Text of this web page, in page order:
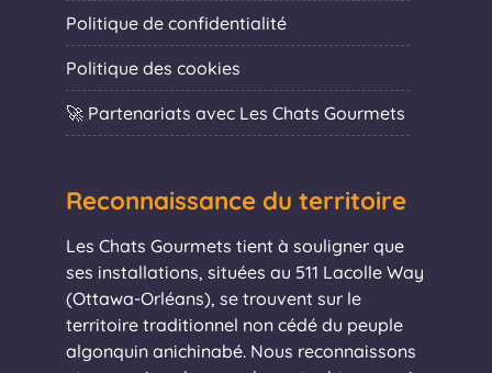
Politique de confidentialité
Politique des cookies
🚀 Partenariats avec Les Chats Gourmets
Reconnaissance du territoire
Les Chats Gourmets tient à souligner que
ses installations, situées au 511 Lacolle Way
(Ottawa-Orléans), se trouvent sur le
territoire traditionnel non cédé du peuple
algonquin anichinabé. Nous reconnaissons